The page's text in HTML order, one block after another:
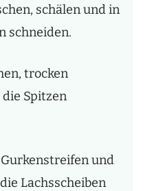
schälen und in
schneiden.
trocken
Spitzen
und
Lachsscheiben